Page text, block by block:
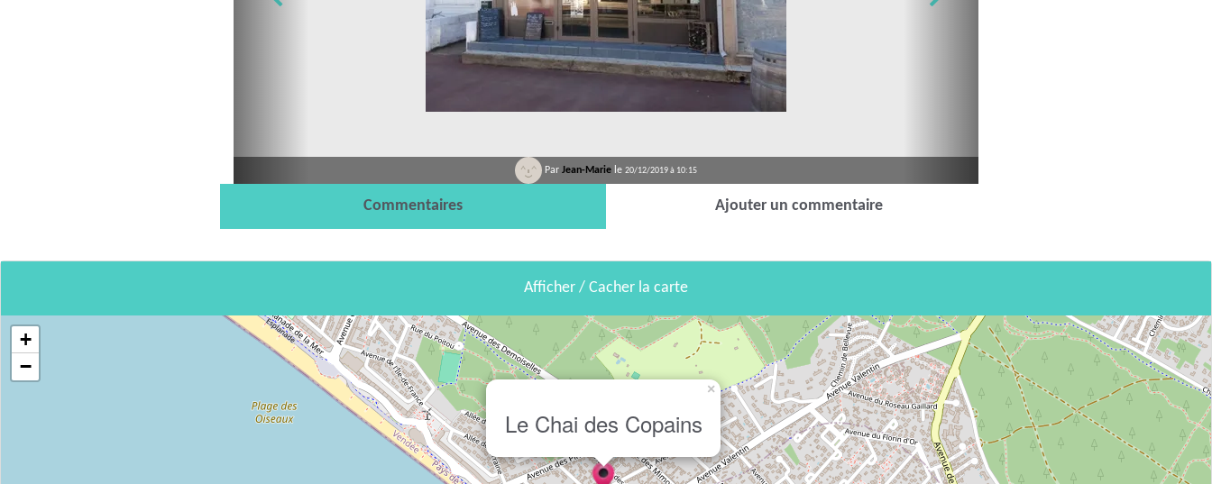
Par Jean-Marie le 20/12/2019 à 10:15
Commentaires Ajouter un commentaire
Afficher / Cacher la carte
Le Chai des Copains
×
+
−